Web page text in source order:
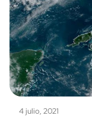
4 julio, 2021